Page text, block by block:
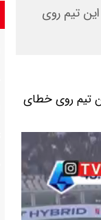
است و گل دوم این تیم روی
است و گل دوم این تیم روی خطای